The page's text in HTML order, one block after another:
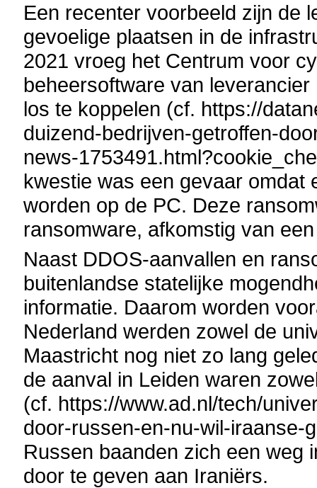
Een recenter voorbeeld zijn de
gevoelige plaatsen in de
2021 vroeg het Centrum voor
beheersoftware van
los te koppelen (cf. https://
duizend-bedrijven-getroffen-
news-
kwestie was een gevaar omdat
worden op de PC. Deze
ransomware, afkomstig van
Naast DDOS-aanvallen en
buitenlandse statelijke
informatie. Daarom worden
Nederland werden zowel de
Maastricht nog niet zo lang
de aanval in Leiden waren
(cf. https://www.ad.nl/tech/
door-russen-en-nu-wil-iraanse-
Russen baanden zich een weg
door te geven aan Iraniërs.